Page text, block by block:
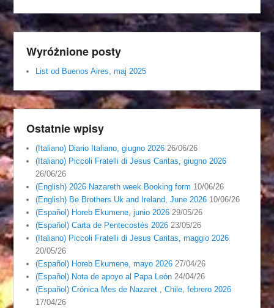
Wyróżnione posty
List od Buenos Aires, maj 2025
Ostatnie wpisy
(Italiano) Diario Italiano, giugno 2026 26/06/26
(Italiano) Piccoli Fratelli di Jesus Caritas, giugno 2026
26/06/26
(English) 2026 Nazareth week Booking form 10/06/26
(English) Be Brothers Uk and Ireland, June 2026 10/06/26
(Español) Horeb Ekumene, junio 2026 29/05/26
(Español) Carta de Pentecostés 2026 23/05/26
(Italiano) Piccoli Fratelli di Jesus Caritas, maggio 2026
20/05/26
(Español) Horeb Ekumene, mayo 2026 27/04/26
(Español) Nota de apoyo al Papa León 24/04/26
(Español) Crónica Mes de Nazaret , Chile, febrero 2026
17/04/26